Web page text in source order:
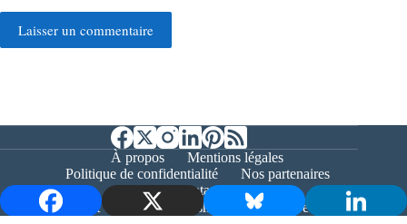
Laisser un commentaire
À propos
Mentions légales
Politique de confidentialité
Nos partenaires
Contact
Copyright © 2026 - Bernieshoot.fr Journal Web